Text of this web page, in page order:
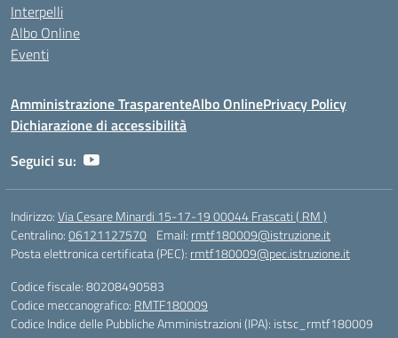
Interpelli
Albo Online
Eventi
Amministrazione TrasparenteAlbo OnlinePrivacy Policy
Dichiarazione di accessibilità
Seguici su:
Indirizzo:Via Cesare Minardi 15-17-19 00044 Frascati ( RM )
Centralino:06121127570 Email: rmtf180009@istruzione.it
Posta elettronica certificata (PEC): rmtf180009@pec.istruzione.it
Codice fiscale: 80208490583
Codice meccanografico: RMTF180009
Codice Indice delle Pubbliche Amministrazioni (IPA): istsc_rmtf180009